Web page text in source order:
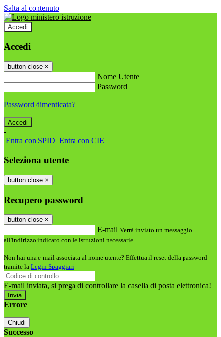
Salta al contenuto
Accedi
Accedi
button close ×
Nome Utente
Password
Password dimenticata?
-
Entra con SPID Entra con CIE
Seleziona utente
button close ×
Recupero password
button close ×
E-mail Verrà inviato un messaggio
all'indirizzo indicato con le istruzioni necessarie.
Non hai una e-mail associata al nome utente? Effettua il reset della password
tramite la Login Spaggiari
E-mail inviata, si prega di controllare la casella di posta elettronica!
Errore
Chiudi
Successo